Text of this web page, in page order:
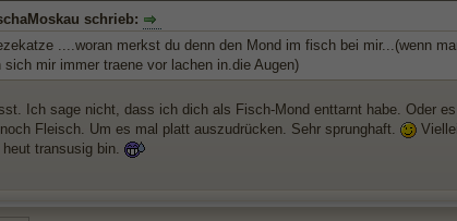
schrieb:
....woran merkst du denn den Mond im fisch bei mir...(wenn
sich mir immer traene vor lachen in.die Augen)
Ich sage nicht, dass ich dich als Fisch-Mond enttarnt habe. Oder
Fleisch. Um es mal platt auszudrücken. Sehr sprunghaft.
transusig bin.